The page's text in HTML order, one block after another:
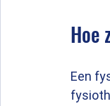
Hoe
Een